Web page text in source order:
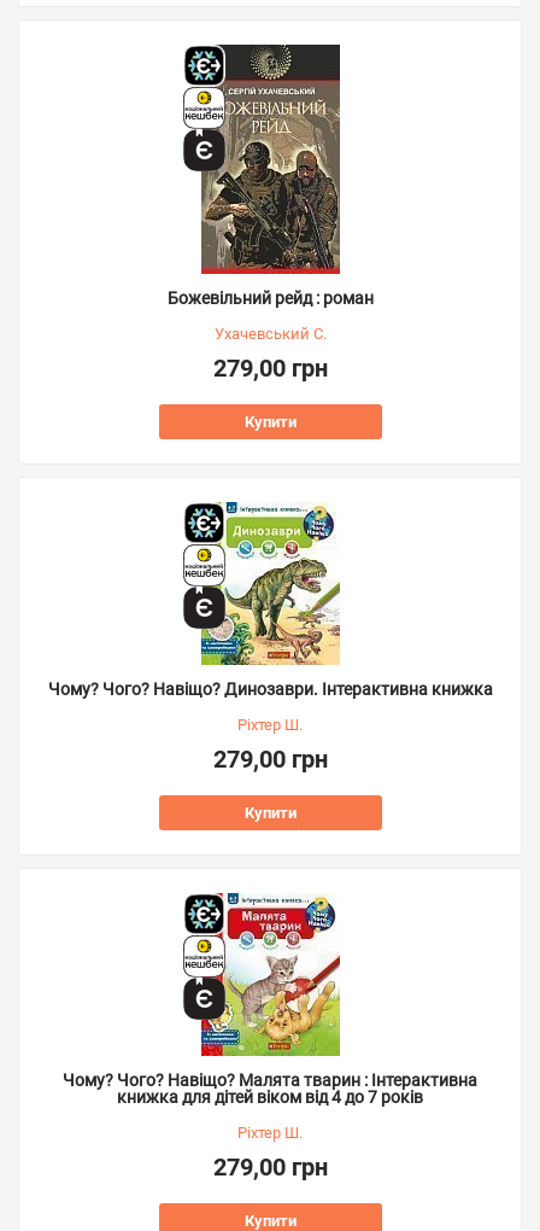
Божевільний рейд : роман
Ухачевський С.
279,00 грн
Купити
Чому? Чого? Навіщо? Динозаври. Інтерактивна книжка
Ріхтер Ш.
279,00 грн
Купити
Чому? Чого? Навіщо? Малята тварин : Інтерактивна
книжка для дітей віком від 4 до 7 років
Ріхтер Ш.
279,00 грн
Купити